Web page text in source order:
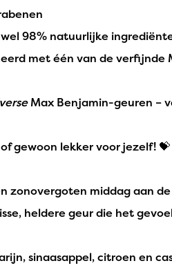
98% natuurlijke
met één van de verfijnde
Max Benjamin-geuren –
gewoon lekker voor jezelf! 💝
zonovergoten middag aan
heldere geur die het
sinaasappel, citroen en